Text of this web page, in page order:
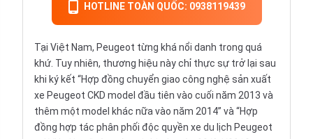
HOTLINE TOÀN QUỐC: 0938119439
Tại Việt Nam, Peugeot từng khá nổi danh trong quá
khứ. Tuy nhiên, thương hiệu này chỉ thực sự trở lại sau
khi ký kết “Hợp đồng chuyển giao công nghệ sản xuất
xe Peugeot CKD model đầu tiên vào cuối năm 2013 và
thêm một model khác nữa vào năm 2014” và “Hợp
đồng hợp tác phân phối độc quyền xe du lịch Peugeot